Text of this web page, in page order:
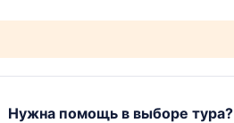
Нужна помощь в выборе тура?